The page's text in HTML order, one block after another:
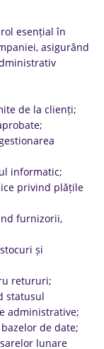
esențial în
asigurând
de la clienți;
informatic;
privind plățile
furnizorii,
și
retururi;
statusul
administrative;
de date;
lunare